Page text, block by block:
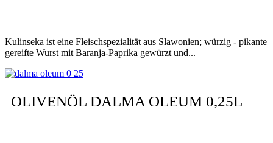
Kulinseka ist eine Fleischspezialität aus Slawonien; würzig - pikante
gereifte Wurst mit Baranja-Paprika gewürzt und...
OLIVENÖL DALMA OLEUM 0,25L